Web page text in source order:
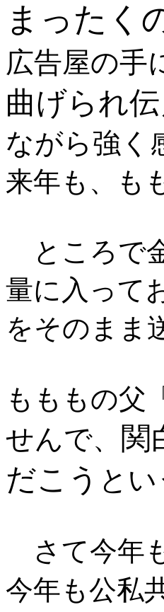
まったく
広告屋の手
曲げられ
ながら強く
来年も、も
ところで
量に入って
をそのまま
もももの父「
せんで、 関
だこう と
さて今年
今年も公私